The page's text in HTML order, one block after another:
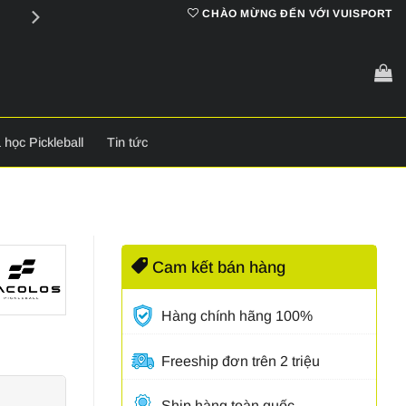
Cam kếtchính hãng 100%
CHÀO MỪNG ĐẾN VỚI VUISPORT
học Pickleball Tin tức
Cam kết bán hàng
Hàng chính hãng 100%
Freeship đơn trên 2 triệu